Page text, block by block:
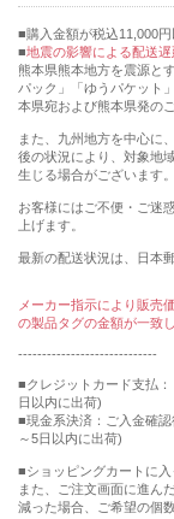
購入金額が税込11,000
地震の影響による配送
熊本県熊本地方を震源と
パック」「ゆうパケット
本県宛および熊本県発の
また、九州地方を中心に
後の状況により、対象地
生じる場合がございます。
お客様にはご不便・ご迷
上げます。
最新の配送状況は、日本
メーカー指示により販売
の製品タグの金額が一致
-----------------------------
■クレジットカード支払
日以内に出荷)
■現金系決済：ご入金確
～5日以内に出荷)
■ショッピングカートに入
また、ご注文画面に進ん
減った場合、ご希望の個